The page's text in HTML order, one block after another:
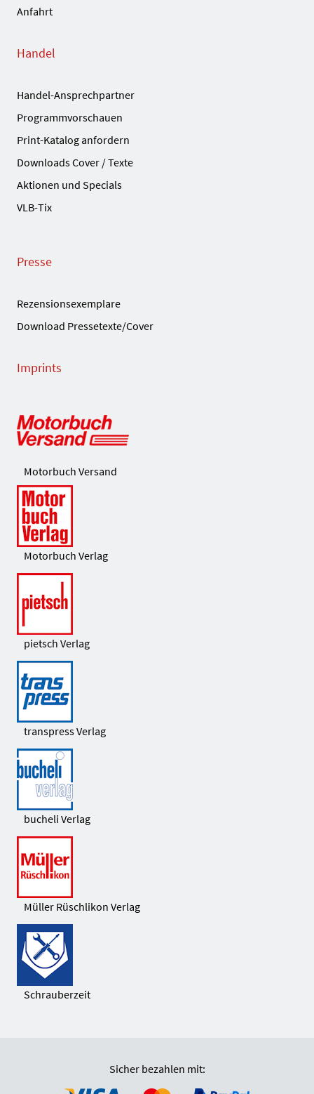
Anfahrt
Handel
Handel-Ansprechpartner
Programmvorschauen
Print-Katalog anfordern
Downloads Cover / Texte
Aktionen und Specials
VLB-Tix
Presse
Rezensionsexemplare
Download Pressetexte/Cover
Imprints
Motorbuch Versand
Motorbuch Verlag
pietsch Verlag
transpress Verlag
bucheli Verlag
Müller Rüschlikon Verlag
Schrauberzeit
Sicher bezahlen mit: